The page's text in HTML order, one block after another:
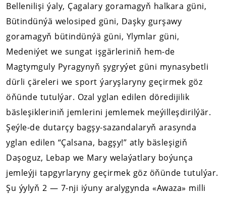
Bellenilişi ýaly, Çagalary goramagyň halkara güni,
Bütindünýä welosiped güni, Daşky gurşawy
goramagyň bütindünýä güni, Ylymlar güni,
Medeniýet we sungat işgärleriniň hem-de
Magtymguly Pyragynyň şygryýet güni mynasybetli
dürli çäreleri we sport ýaryşlaryny geçirmek göz
öňünde tutulýar. Ozal yglan edilen döredijilik
bäsleşikleriniň jemlerini jemlemek meýilleşdirilýär.
Şeýle-de dutarçy bagşy-sazandalaryň arasynda
yglan edilen “Çalsana, bagşy!” atly bäsleşigiň
Daşoguz, Lebap we Mary welaýatlary boýunça
jemleýji tapgyrlaryny geçirmek göz öňünde tutulýar.
Şu ýylyň 2 — 7-nji iýuny aralygynda «Awaza» milli